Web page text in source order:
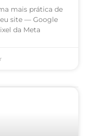
mais prática de
site — Google
da Meta